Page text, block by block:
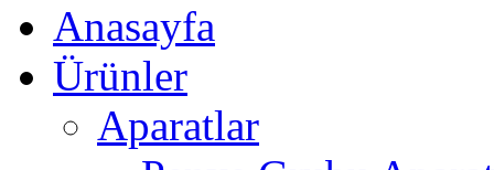
Anasayfa
Ürünler
Aparatlar